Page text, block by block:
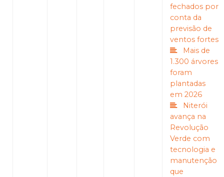
fechados por
conta da
previsão de
ventos fortes
Mais de
1.300 árvores
foram
plantadas
em 2026
Niterói
avança na
Revolução
Verde com
tecnologia e
manutenção
que